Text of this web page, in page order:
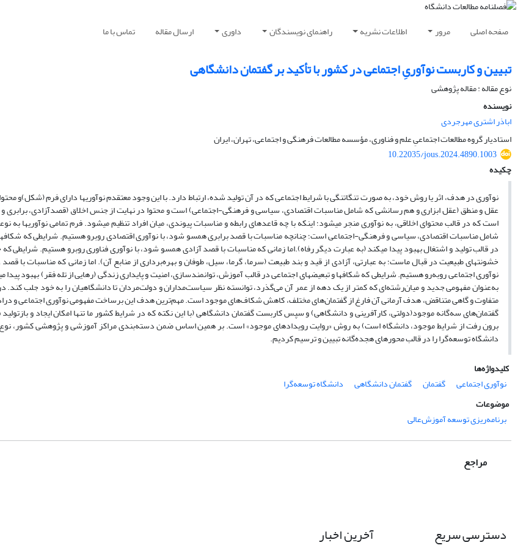
صفحه اصلی مرور اطلاعات نشریه راهنمای نویسندگان داوری ارسال مقاله تماس با ما
تبیین و کاربست نوآوریِ اجتماعی در کشور با تأکید بر گفتمان دانشگاهی
نوع مقاله : مقاله پژوهشی
نویسنده
اباذر اشتری مهرجردی
استادیار گروه مطالعات اجتماعیِ علم و فناوری، مؤسسه مطالعات فرهنگی و اجتماعی، تهران، ایران
10.22035/jous.2024.4890.1003
چکیده
نوآوری در هدف، اثر یا روش خود، به صورت تنگاتنگی با شرایط اجتماعی که در آن تولید شده، ارتباط دارد. با این وجود معتقدم نوآوری­ها دارای فرم (شکل)و
عقل و منطق (عقل ابزاری و هم رسانشی که شامل مناسبات اقتصادی، سیاسی و فرهنگی-اجتماعی) است و محتوا در نهایت از جنس اخلاق (قصدآزادی، برابری
است که در قالب محتوای اخلاقی، به نوآوری منجر می­شود؛ اینکه با چه قاعده­ای رابطه و مناسبات پیوندی، میان افراد تنظیم می­شود. فرم تمامی نوآوری­ها به
شامل مناسبات اقتصادی، سیاسی و فرهنگی-اجتماعی است؛ چنانچه مناسبات با قصد برابری همسو شود، با نوآوری اقتصادی روبرو هستیم. شرایطی که
در قالب تولید و اشتغال بهبود پیدا می­کند (به عبارت دیگر رفاه).اما زمانی که مناسبات با قصد آزادی همسو شود، با نوآوری فناوری روبرو هستیم. شرایطی
خشونت­های طبیعیت در قبال ماست؛ به عبارتی، آزادی از قید و بند طبیعت (سرما، گرما، سیل، طوفان و بهره‌برداری از منابع آن). اما زمانی که مناسبات با
نوآوری اجتماعی روبه‌رو هستیم. شرایطی که شکاف­ها و تبعیض­های اجتماعی در قالب آموزش، توانمندسازی، امنیت و پایداری زندگی (رهایی از تله فقر) بهبود پیدا
به‌عنوان مفهومی جدید و میان‌رشته‌ای که کمتر از یک دهه از عمر آن می‌گذرد، توانسته نظر سیاست‌مداران و دولت‌مردان تا دانشگاهیان را به خود جلب
متفاوت و گاهی متناقض، هدف آرمانی آن فارغ از گفتمان‌های مختلف، کاهش شکاف‌های موجود است. مهم‌ترین هدف این برساخت مفهومی نوآوری اجتماعی و
گفتمان‌های سه‌گانه موجود(دولتی، کارآفرینی و دانشگاهی) و سپس کاربست گفتمان دانشگاهی (با این نکته که در شرایط کشور ما تنها امکان ایجاد و
برون رفت از شرایط موجود، دانشگاه است) به روش «روایت رویدادهای موجود» است. بر همین اساس ضمن دسته‌بندی مراکز آموزشی و پژوهشی کشور،
دانشگاه توسعه‌گرا را در قالب محورهای هجده‌گانه تبیین و ترسیم کردیم.
کلیدواژه‌ها
نوآوری اجتماعی
گفتمان گفتمان دانشگاهی
دانشگاه توسعه‌گرا
موضوعات
برنامه‌ریزی توسعه آموزش‌عالی
مراجع
دسترسی سریع آخرین اخبار